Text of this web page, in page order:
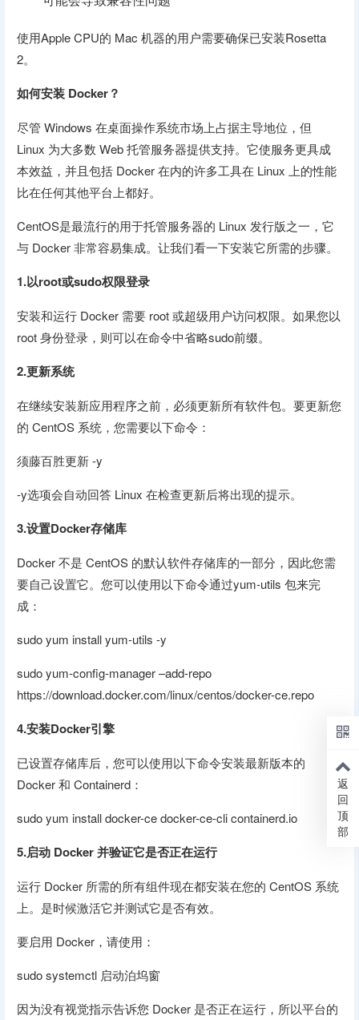
使用Apple CPU的 Mac 机器的用户需要确保已安装Rosetta
2。
如何安装 Docker？
尽管 Windows 在桌面操作系统市场上占据主导地位，但
Linux 为大多数 Web 托管服务器提供支持。它使服务更具成
本效益，并且包括 Docker 在内的许多工具在 Linux 上的性能
比在任何其他平台上都好。
CentOS是最流行的用于托管服务器的 Linux 发行版之一，它
与 Docker 非常容易集成。让我们看一下安装它所需的步骤。
1.以root或sudo权限登录
安装和运行 Docker 需要 root 或超级用户访问权限。如果您以
root 身份登录，则可以在命令中省略sudo前缀。
2.更新系统
在继续安装新应用程序之前，必须更新所有软件包。要更新您
的 CentOS 系统，您需要以下命令：
须藤百胜更新 -y
-y选项会自动回答 Linux 在检查更新后将出现的提示。
3.设置Docker存储库
Docker 不是 CentOS 的默认软件存储库的一部分，因此您需
要自己设置它。您可以使用以下命令通过yum-utils 包来完
成：
sudo yum install yum-utils -y
sudo yum-config-manager –add-repo
https://download.docker.com/linux/centos/docker-ce.repo
4.安装Docker引擎
已设置存储库后，您可以使用以下命令安装最新版本的
Docker 和 Containerd：
sudo yum install docker-ce docker-ce-cli containerd.io
5.启动 Docker 并验证它是否正在运行
运行 Docker 所需的所有组件现在都安装在您的 CentOS 系统
上。是时候激活它并测试它是否有效。
要启用 Docker，请使用：
sudo systemctl 启动泊坞窗
因为没有视觉指示告诉您 Docker 是否正在运行，所以平台的
返
回
顶
部